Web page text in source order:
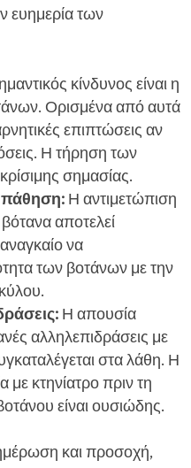
ευημερία των
κίνδυνος είναι η
Ορισμένα από αυτά
επιπτώσεις αν
Η τήρηση των
σημασίας.
πάθηση:Η αντιμετώπιση
αποτελεί
να
των βοτάνων με την
Η απουσία
αλληλεπιδράσεις με
στα λάθη. Η
με κτηνίατρο πριν τη
είναι ουσιώδης.
και προσοχή,